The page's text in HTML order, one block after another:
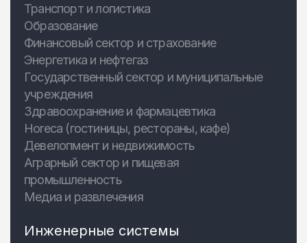
Транспорт и логистика
Образование
Финансовый сектор и страхование
Энергетика и нефтегаз
Государственный сектор и муниципальные
учреждения
Здравоохранение и фармацевтика
Horeca (гостиницы, рестораны, кафе)
Девелопмент и недвижимость
Аграрный сектор и пищевая
промышленность
Медиа и развлечения
Инженерные системы